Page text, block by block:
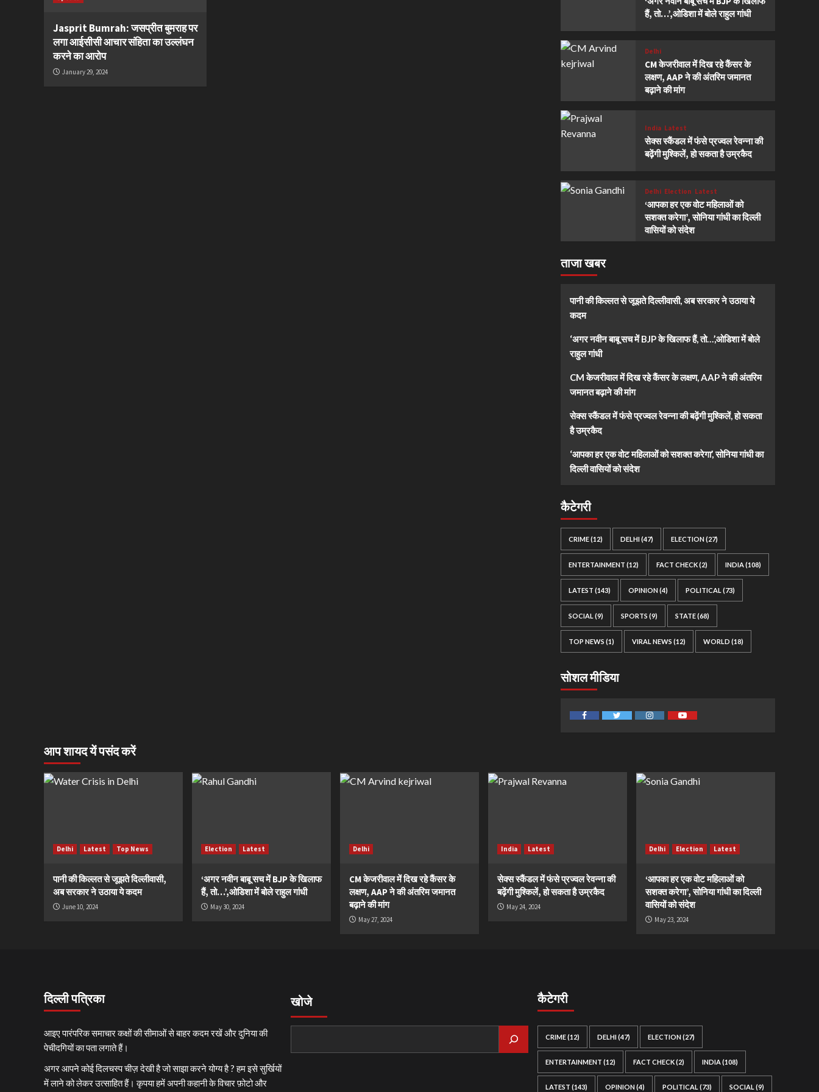
Jasprit Bumrah: जसप्रीत बुमराह पर
लगा आईसीसी आचार संहिता का उल्लंघन
करने का आरोप
January 29, 2024
हैं, तो…’,ओडिशा में बोले राहुल गांधी
Delhi
CM केजरीवाल में दिख रहे कैंसर के
लक्षण, AAP ने की अंतरिम जमानत
बढ़ाने की मांग
India Latest
सेक्स स्कैंडल में फंसे प्रज्वल रेवन्ना की
बढ़ेंगी मुश्किलें, हो सकता है उम्रकैद
Delhi Election Latest
‘आपका हर एक वोट महिलाओं को
सशक्त करेगा’, सोनिया गांधी का दिल्ली
वासियों को संदेश
ताजा खबर
पानी की किल्लत से जूझते दिल्लीवासी, अब सरकार ने उठाया ये
कदम
‘अगर नवीन बाबू सच में BJP के खिलाफ हैं, तो…’,ओडिशा में बोले
राहुल गांधी
CM केजरीवाल में दिख रहे कैंसर के लक्षण, AAP ने की अंतरिम
जमानत बढ़ाने की मांग
सेक्स स्कैंडल में फंसे प्रज्वल रेवन्ना की बढ़ेंगी मुश्किलें, हो सकता
है उम्रकैद
‘आपका हर एक वोट महिलाओं को सशक्त करेगा’, सोनिया गांधी का
दिल्ली वासियों को संदेश
कैटेगरी
CRIME(12) DELHI(47) ELECTION(27)
ENTERTAINMENT (12) FACT CHECK(2) INDIA(108)
LATEST (143) OPINION(4) POLITICAL (73)
SOCIAL (9) SPORTS (9) STATE(68)
TOP NEWS (1) VIRAL NEWS (12) WORLD (18)
सोशल मीडिया
FacebookTwitter InstagramYoutube
आप शायद यें पसंद करें
Delhi Latest Top News
पानी की किल्लत से जूझते दिल्लीवासी,
अब सरकार ने उठाया ये कदम
June 10, 2024
Election Latest
‘अगर नवीन बाबू सच में BJP के खिलाफ
हैं, तो…’,ओडिशा में बोले राहुल गांधी
May 30, 2024
Delhi
CM केजरीवाल में दिख रहे कैंसर के
लक्षण, AAP ने की अंतरिम जमानत
बढ़ाने की मांग
May 27, 2024
India Latest
सेक्स स्कैंडल में फंसे प्रज्वल रेवन्ना की
बढ़ेंगी मुश्किलें, हो सकता है उम्रकैद
May 24, 2024
Delhi Election Latest
‘आपका हर एक वोट महिलाओं को
सशक्त करेगा’, सोनिया गांधी का दिल्ली
वासियों को संदेश
May 23, 2024
दिल्ली पत्रिका
आइए पारंपरिक समाचार कक्षों की सीमाओं से बाहर कदम रखें और दुनिया की
पेचीदगियों का पता लगाते हैं।
अगर आपने कोई दिलचस्प चीज़ देखी है जो साझा करने योग्य है ? हम इसे सुर्खियों
में लाने को लेकर उत्साहित हैं। कृपया हमें अपनी कहानी के विचार फ़ोटो और
खोजे कैटेगरी
CRIME(12) DELHI(47) ELECTION(27)
ENTERTAINMENT (12) FACT CHECK(2) INDIA(108)
LATEST (143) OPINION(4) POLITICAL (73) SOCIAL (9)